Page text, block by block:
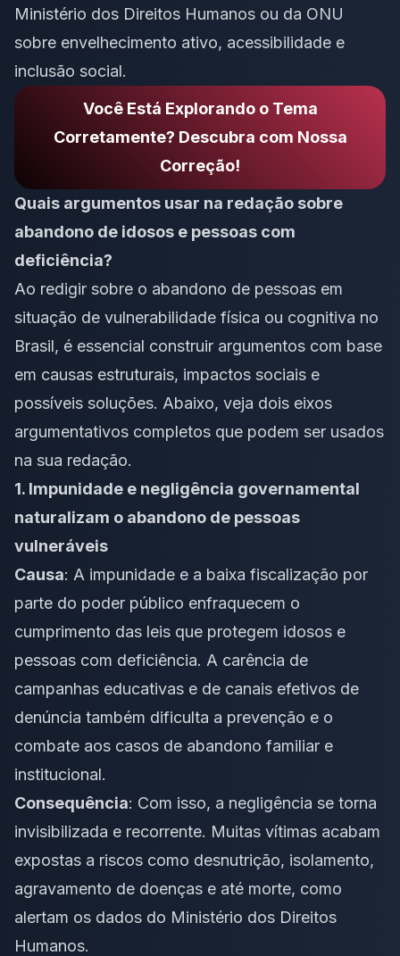
Ministério dos Direitos Humanos ou da ONU
sobre envelhecimento ativo, acessibilidade e
inclusão social.
Você Está Explorando o Tema
Corretamente? Descubra com Nossa
Correção!
Quais argumentos usar na redação sobre
abandono de idosos e pessoas com
deficiência?
Ao redigir sobre o abandono de pessoas em
situação de vulnerabilidade física ou cognitiva no
Brasil, é essencial construir argumentos com base
em causas estruturais, impactos sociais e
possíveis soluções. Abaixo, veja dois eixos
argumentativos completos que podem ser usados
na sua redação.
1. Impunidade e negligência governamental
naturalizam o abandono de pessoas
vulneráveis
Causa: A impunidade e a baixa fiscalização por
parte do poder público enfraquecem o
cumprimento das leis que protegem idosos e
pessoas com deficiência. A carência de
campanhas educativas e de canais efetivos de
denúncia também dificulta a prevenção e o
combate aos casos de abandono familiar e
institucional.
Consequência: Com isso, a negligência se torna
invisibilizada e recorrente. Muitas vítimas acabam
expostas a riscos como desnutrição, isolamento,
agravamento de doenças e até morte, como
alertam os dados do Ministério dos Direitos
Humanos.